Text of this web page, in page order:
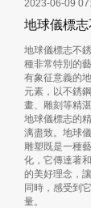
2023-06-09
地球儀標志不
種非常特別的
有象征意義的
元素，以不銹
畫、雕刻等精
地球儀標志的
漓盡致。地球
雕塑既是一種
化，它傳達著
的美好理念，
同時，感受到
量。